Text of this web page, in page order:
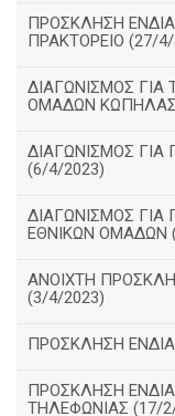
ΠΡΟΣΚΛΗΣΗ
ΠΡΑΚΤΟΡΕΙΟ (27/4/
ΔΙΑΓΩΝΙΣΜΟΣ ΓΙΑ
ΟΜΑΔΩΝ
ΔΙΑΓΩΝΙΣΜΟΣ
(6/4/2023)
ΔΙΑΓΩΝΙΣΜΟΣ ΓΙΑ
ΕΘΝΙΚΩΝ ΟΜΑΔΩΝ
ΑΝΟΙΧΤΗ
(3/4/2023)
ΠΡΟΣΚΛΗΣΗ
ΠΡΟΣΚΛΗΣΗ
ΤΗΛΕΦΩΝΙΑΣ (17/